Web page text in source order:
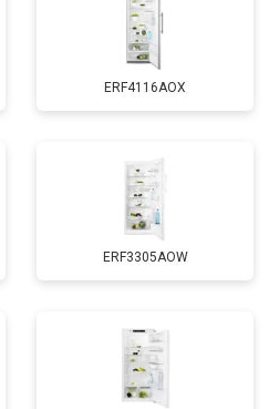
ERF4116AOX
ERF3305AOW